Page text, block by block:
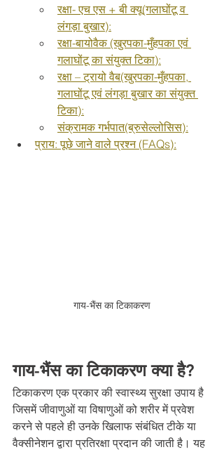
रक्षा- एच एस + बी क्यू(गलाघोंटू व
लंगड़ा बुखार):
रक्षा-बायोवैक (खुरपका-मुँहपका एवं
गलाघोंटू का संयुक्त टिका):
रक्षा – ट्रायो वैब(खुरपका-मुँहपका,
गलाघोंटू एवं लंगड़ा बुखार का संयुक्त
टिका):
संक्रामक गर्भपात(ब्रुसेल्लोसिस):
प्राय: पूछे जाने वाले प्रश्न (FAQs):
गाय-भैंस का टिकाकरण
गाय-भैंस का टिकाकरण क्या है?
टिकाकरण एक प्रकार की स्वास्थ्य सुरक्षा उपाय है
जिसमें जीवाणुओं या विषाणुओं को शरीर में प्रवेश
करने से पहले ही उनके खिलाफ संबंधित टीके या
वैक्सीनेशन द्वारा प्रतिरक्षा प्रदान की जाती है। यह